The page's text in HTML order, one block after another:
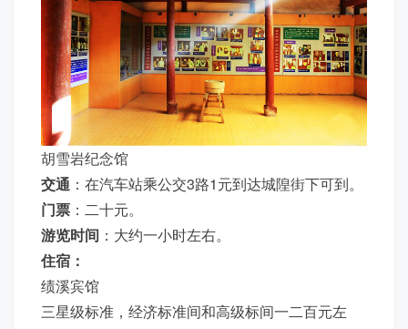
胡雪岩纪念馆
交通 ：在汽车站乘公交3路1元到达城隍街下可到。
门票 ：二十元。
游览时间 ：大约一小时左右。
住宿：
绩溪宾馆
三星级标准，经济标准间和高级标间一二百元左